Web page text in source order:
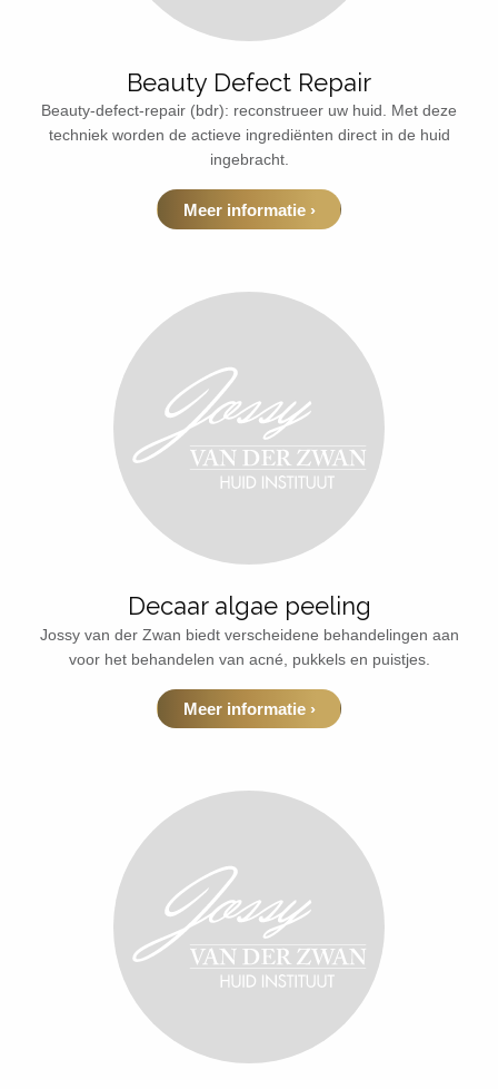
Beauty Defect Repair
Beauty-defect-repair (bdr): reconstrueer uw huid. Met deze
techniek worden de actieve ingrediënten direct in de huid
ingebracht.
Meer informatie ›
Decaar algae peeling
Jossy van der Zwan biedt verscheidene behandelingen aan
voor het behandelen van acné, pukkels en puistjes.
Meer informatie ›